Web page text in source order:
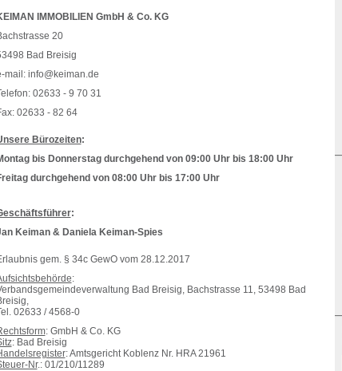
IMMOBILIEN GmbH & Co. KG
20
Bad Breisig
mail: info@keiman.de
02633 - 9 70 31
02633 - 82 64
Bürozeiten:
bis Donnerstag durchgehend von 09:00 Uhr bis 18:00 Uhr
durchgehend von 08:00 Uhr bis 17:00 Uhr
:
Keiman & Daniela Keiman-Spies
gem. § 34c GewO vom 28.12.2017
:
Bad Breisig, Bachstrasse 11, 53498 Bad
02633 / 4568-0
: GmbH & Co. KG
: Bad Breisig
: Amtsgericht Koblenz Nr. HRA 21961
Nr.: 01/210/11289